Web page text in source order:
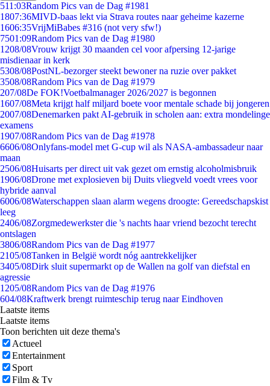
511:03Random Pics van de Dag #1981
1807:36MIVD-baas lekt via Strava routes naar geheime kazerne
1606:35VrijMiBabes #316 (not very sfw!)
7501:09Random Pics van de Dag #1980
1208/08Vrouw krijgt 30 maanden cel voor afpersing 12-jarige
misdienaar in kerk
5308/08PostNL-bezorger steekt bewoner na ruzie over pakket
3508/08Random Pics van de Dag #1979
207/08De FOK!Voetbalmanager 2026/2027 is begonnen
1607/08Meta krijgt half miljard boete voor mentale schade bij jongeren
2007/08Denemarken pakt AI-gebruik in scholen aan: extra mondelinge
examens
1907/08Random Pics van de Dag #1978
6606/08Onlyfans-model met G-cup wil als NASA-ambassadeur naar
maan
2506/08Huisarts per direct uit vak gezet om ernstig alcoholmisbruik
1906/08Drone met explosieven bij Duits vliegveld voedt vrees voor
hybride aanval
6006/08Waterschappen slaan alarm wegens droogte: Gereedschapskist
leeg
2406/08Zorgmedewerkster die 's nachts haar vriend bezocht terecht
ontslagen
3806/08Random Pics van de Dag #1977
2105/08Tanken in België wordt nóg aantrekkelijker
3405/08Dirk sluit supermarkt op de Wallen na golf van diefstal en
agressie
1205/08Random Pics van de Dag #1976
604/08Kraftwerk brengt ruimteschip terug naar Eindhoven
Laatste items
Laatste items
Toon berichten uit deze thema's
Actueel
Entertainment
Sport
Film & Tv